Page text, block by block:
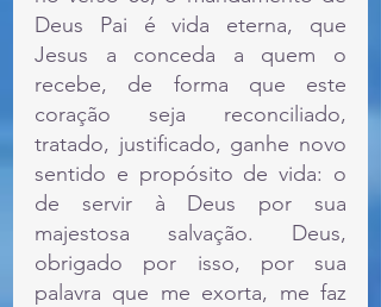
Deus Pai é vida eterna, que
Jesus a conceda a quem o
recebe, de forma que este
coração seja reconciliado,
tratado, justificado, ganhe novo
sentido e propósito de vida: o
de servir à Deus por sua
majestosa salvação.
Deus,
obrigado por isso, por sua
palavra que me exorta, me faz